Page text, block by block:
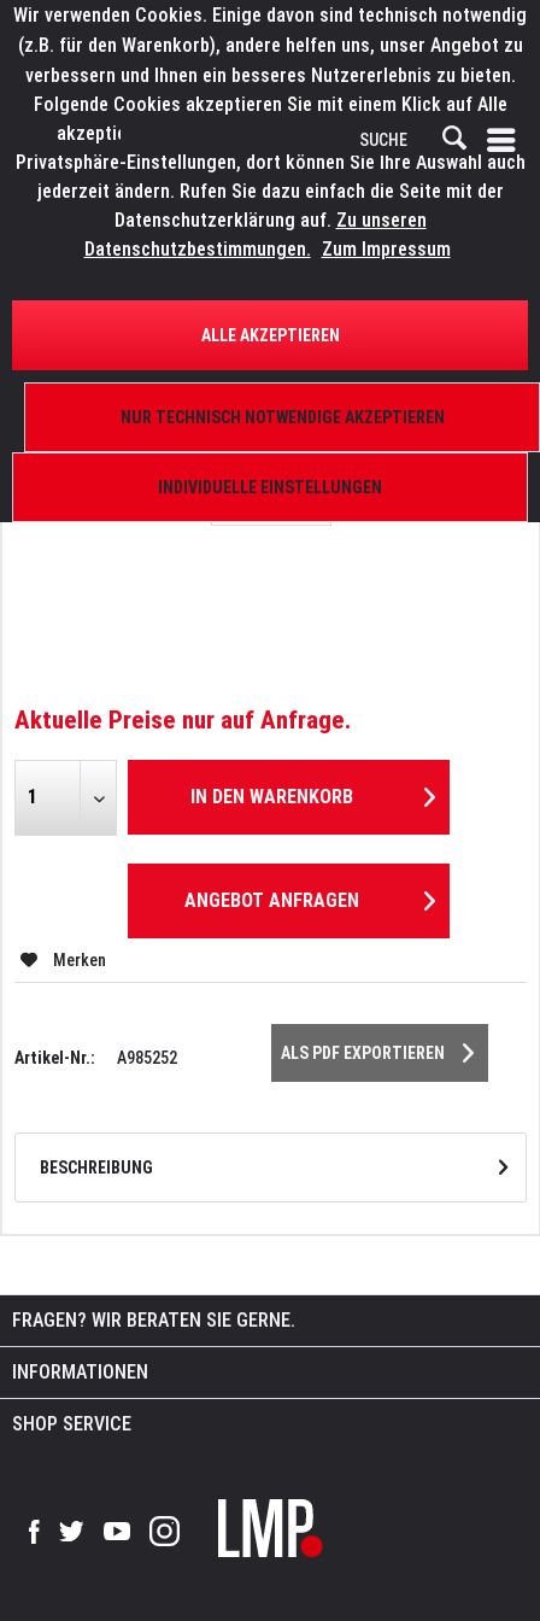
ÜBERSICHT ERSATZTEILE
Aktuelle Preise nur auf Anfrage.
IN DEN WARENKORB
ANGEBOT ANFRAGEN
Merken
Artikel-Nr.: A985252 ALS PDF EXPORTIEREN
BESCHREIBUNG
FRAGEN? WIR BERATEN SIE GERNE.
INFORMATIONEN
SHOP SERVICE
Wir verwenden Cookies. Einige davon sind technisch notwendig
(z.B. für den Warenkorb), andere helfen uns, unser Angebot zu
verbessern und Ihnen ein besseres Nutzererlebnis zu bieten.
Folgende Cookies akzeptieren Sie mit einem Klick auf Alle
akzeptieren. Weitere Informationen finden Sie in den
Privatsphäre-Einstellungen, dort können Sie Ihre Auswahl auch
jederzeit ändern. Rufen Sie dazu einfach die Seite mit der
Datenschutzerklärung auf. Zu unseren
Datenschutzbestimmungen. Zum Impressum
INDIVIDUELLE EINSTELLUNGEN
NUR TECHNISCH NOTWENDIGE AKZEPTIEREN
ALLE AKZEPTIEREN